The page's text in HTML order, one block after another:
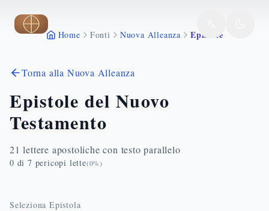
Vai al contenuto principale
Home Fonti Nuova Alleanza Epistole
Torna alla Nuova Alleanza
Epistole del Nuovo
Testamento
21 lettere apostoliche con testo parallelo
0 di 7 pericopi lette(0%)
Seleziona Epistola